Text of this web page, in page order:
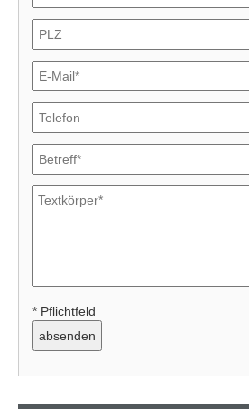
* Pflichtfeld